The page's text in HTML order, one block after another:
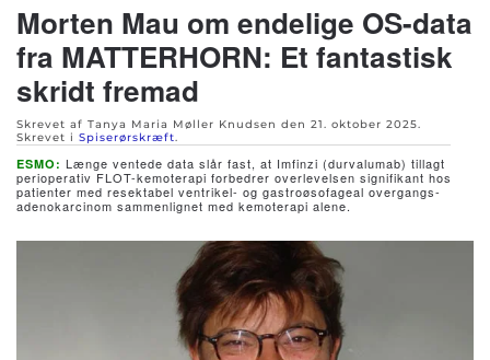
Morten Mau om endelige OS-data
fra MATTERHORN: Et fantastisk
skridt fremad
Skrevet af Tanya Maria Møller Knudsen den 21. oktober 2025.
Skrevet i Spiserørskræft.
ESMO: Længe ventede data slår fast, at Imfinzi (durvalumab) tillagt
perioperativ FLOT-kemoterapi forbedrer overlevelsen signifikant hos
patienter med resektabel ventrikel- og gastroøsofageal overgangs-
adenokarcinom sammenlignet med kemoterapi alene.